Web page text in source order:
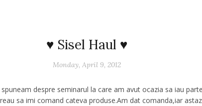
♥ Sisel Haul ♥
Monday, April 9, 2012
despre seminarul la care am avut ocazia sa iau
sa imi comand cateva produse.Am dat comanda,iar